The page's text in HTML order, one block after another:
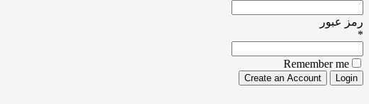
رمز عبور
*
Remember me